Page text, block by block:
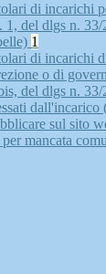
di incarichi
1, del dlgs n.
1
di incarichi
o di
del dlgs n. 33/
dall'incarico
sul sito
mancata